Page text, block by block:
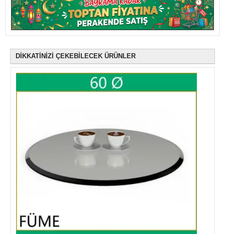
DİKKATİNİZİ ÇEKEBİLECEK ÜRÜNLER